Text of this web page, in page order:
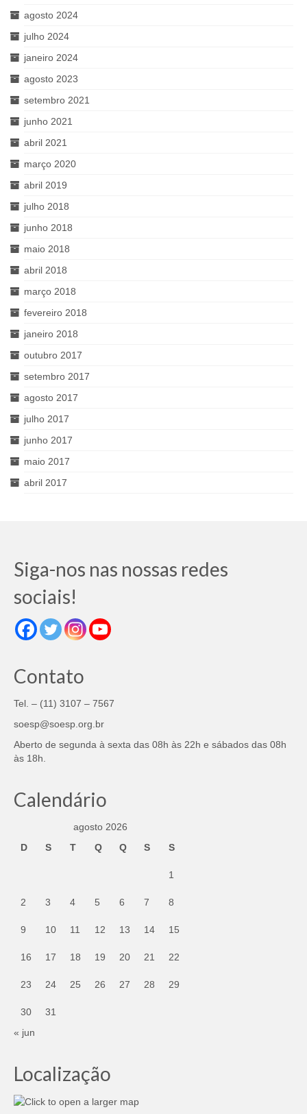
agosto 2024
julho 2024
janeiro 2024
agosto 2023
setembro 2021
junho 2021
abril 2021
março 2020
abril 2019
julho 2018
junho 2018
maio 2018
abril 2018
março 2018
fevereiro 2018
janeiro 2018
outubro 2017
setembro 2017
agosto 2017
julho 2017
junho 2017
maio 2017
abril 2017
Siga-nos nas nossas redes
sociais!
Contato
Tel. – (11) 3107 – 7567
soesp@soesp.org.br
Aberto de segunda à sexta das 08h às 22h e sábados das 08h
às 18h.
Calendário
agosto 2026
D
S T Q Q S S
1
2 3 4 5 6 7 8
9 10 11 12 13 14 15
16 17 18 19 20 21 22
23 24 25 26 27 28 29
30
31
« jun
Localização